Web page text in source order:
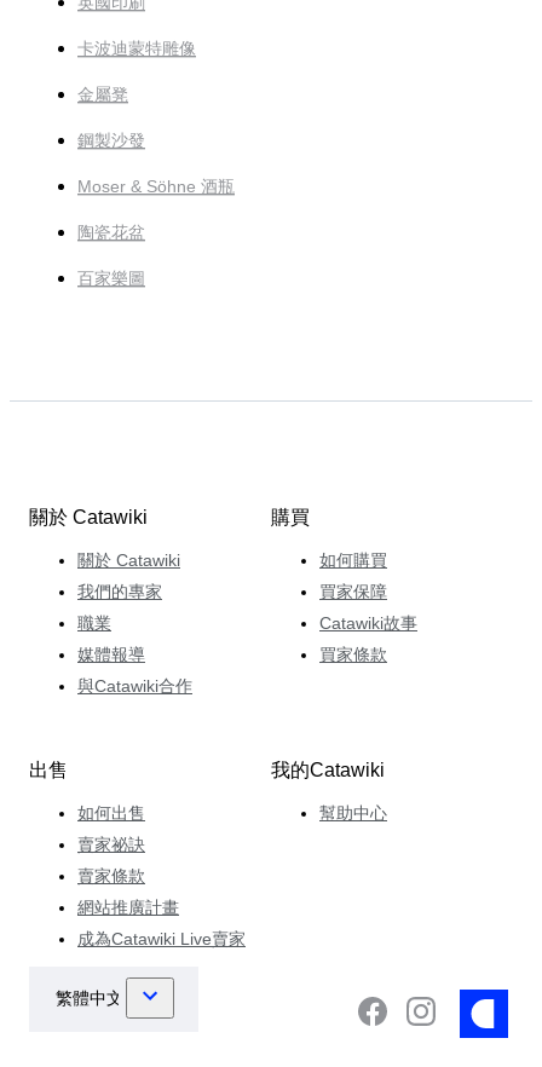
卡波迪蒙特雕像
金屬凳
鋼製沙發
Moser & Söhne 酒瓶
陶瓷花盆
百家樂圖
關於 Catawiki
關於 Catawiki
我們的專家
職業
媒體報導
與Catawiki合作
購買
如何購買
買家保障
Catawiki故事
買家條款
出售
如何出售
賣家祕訣
賣家條款
網站推廣計畫
成為Catawiki Live賣家
我的Catawiki
幫助中心